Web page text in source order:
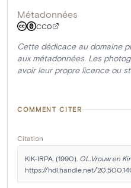
Métadonnées
CC0
Cette dédicace au domaine
aux métadonnées. Les
avoir leur propre licence ou
COMMENT CITER
Citation
KIK-IRPA. (1990). O.L.Vrouw en
https://hdl.handle.net/